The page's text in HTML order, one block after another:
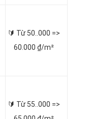
🔰 Từ 50..000 =>
60.000 ₫/m²
🔰 Từ 55..000 =>